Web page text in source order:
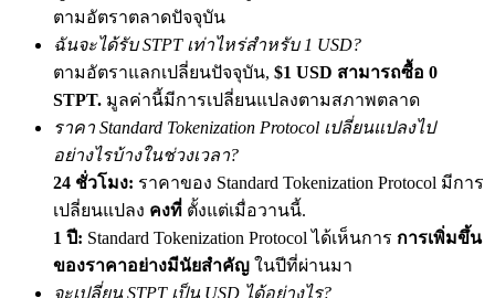
BTC Welcome Rewards
Deposit & Trade BTC to Share 25000 USDT prize pool!
Deposit CASHCAT & Win
ตามอัตราตลาดปัจจุบัน
ฉันจะได้รับ STPT เท่าไหร่สำหรับ 1 USD?
ตามอัตราแลกเปลี่ยนปัจจุบัน, $1 USD สามารถซื้อ 0
STPT. มูลค่านี้มีการเปลี่ยนแปลงตามสภาพตลาด
ราคา Standard Tokenization Protocol เปลี่ยนแปลงไป
อย่างไรบ้างในช่วงเวลา?
24 ชั่วโมง: ราคาของ Standard Tokenization Protocol มีการ
เปลี่ยนแปลง คงที่ ตั้งแต่เมื่อวานนี้.
1 ปี: Standard Tokenization Protocol ได้เห็นการ การเพิ่มขึ้น
ของราคาอย่างมีนัยสำคัญ ในปีที่ผ่านมา
จะเปลี่ยน STPT เป็น USD ได้อย่างไร?